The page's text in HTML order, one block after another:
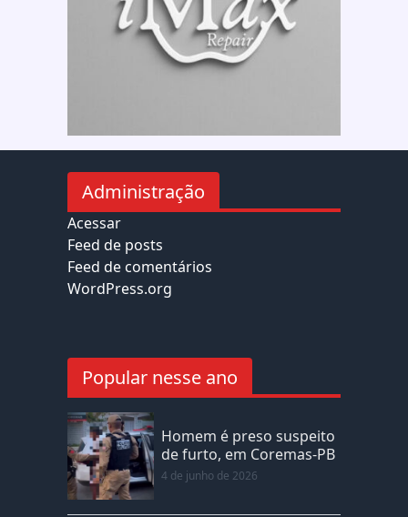
Administração
Acessar
Feed de posts
Feed de comentários
WordPress.org
Popular nesse ano
Homem é preso suspeito
de furto, em Coremas-PB
4 de junho de 2026